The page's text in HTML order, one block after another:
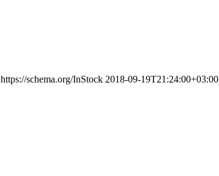
https://schema.org/InStock 2018-09-19T21:24:00+03:00